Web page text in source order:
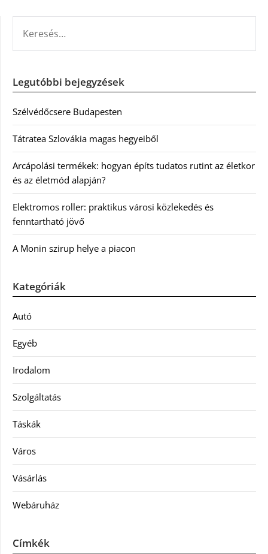
Legutóbbi bejegyzések
Szélvédőcsere Budapesten
Tátratea Szlovákia magas hegyeiből
Arcápolási termékek: hogyan építs tudatos rutint az életkor
és az életmód alapján?
Elektromos roller: praktikus városi közlekedés és
fenntartható jövő
A Monin szirup helye a piacon
Kategóriák
Autó
Egyéb
Irodalom
Szolgáltatás
Táskák
Város
Vásárlás
Webáruház
Címkék